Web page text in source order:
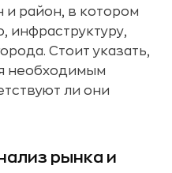
и район, в котором
инфраструктуру,
Стоит указать,
необходимым
ли они
рынка и